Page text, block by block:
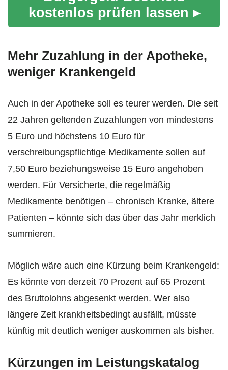
kostenlos prüfen lassen ▸
Mehr Zuzahlung in der Apotheke,
weniger Krankengeld
Auch in der Apotheke soll es teurer werden. Die seit
22 Jahren geltenden Zuzahlungen von mindestens
5 Euro und höchstens 10 Euro für
verschreibungspflichtige Medikamente sollen auf
7,50 Euro beziehungsweise 15 Euro angehoben
werden. Für Versicherte, die regelmäßig
Medikamente benötigen – chronisch Kranke, ältere
Patienten – könnte sich das über das Jahr merklich
summieren.
Möglich wäre auch eine Kürzung beim Krankengeld:
Es könnte von derzeit 70 Prozent auf 65 Prozent
des Bruttolohns abgesenkt werden. Wer also
längere Zeit krankheitsbedingt ausfällt, müsste
künftig mit deutlich weniger auskommen als bisher.
Kürzungen im Leistungskatalog